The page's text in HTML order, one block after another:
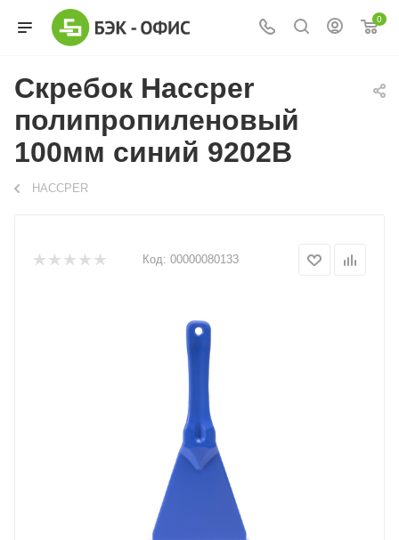
0
Скребок Haccper
полипропиленовый
100мм синий 9202B
HACCPER
Код: 00000080133